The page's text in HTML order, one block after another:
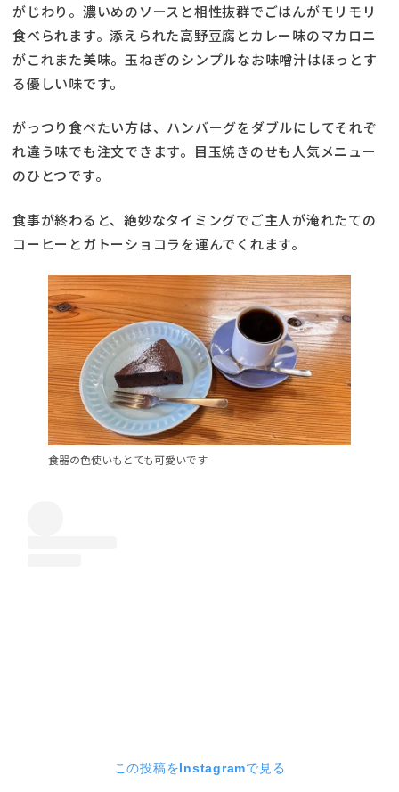
がじわり。濃いめのソースと相性抜群でごはんがモリモリ
食べられます。添えられた高野豆腐とカレー味のマカロニ
がこれまた美味。玉ねぎのシンプルなお味噌汁はほっとす
る優しい味です。
がっつり食べたい方は、ハンバーグをダブルにしてそれぞ
れ違う味でも注文できます。目玉焼きのせも人気メニュー
のひとつです。
食事が終わると、絶妙なタイミングでご主人が淹れたての
コーヒーとガトーショコラを運んでくれます。
食器の色使いもとても可愛いです
この投稿をInstagramで見る